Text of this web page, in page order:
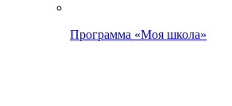
Программа «Моя школа»